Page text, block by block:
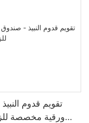
تقويم قدوم
ورقية مخصصة